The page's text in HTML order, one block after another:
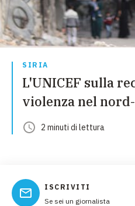
SIRIA
L'UNICEF sulla
violenza nel
2 minuti di lettura
ISCRIVITI
Se sei un giornalista